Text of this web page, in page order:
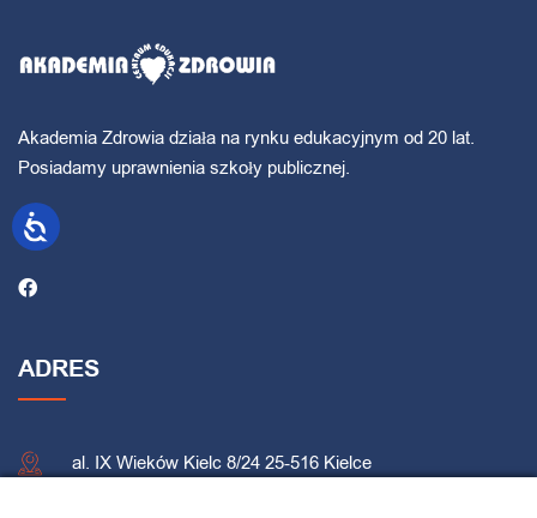
Akademia Zdrowia działa na rynku edukacyjnym od 20 lat.
Posiadamy uprawnienia szkoły publicznej.
ADRES
al. IX Wieków Kielc 8/24 25-516 Kielce